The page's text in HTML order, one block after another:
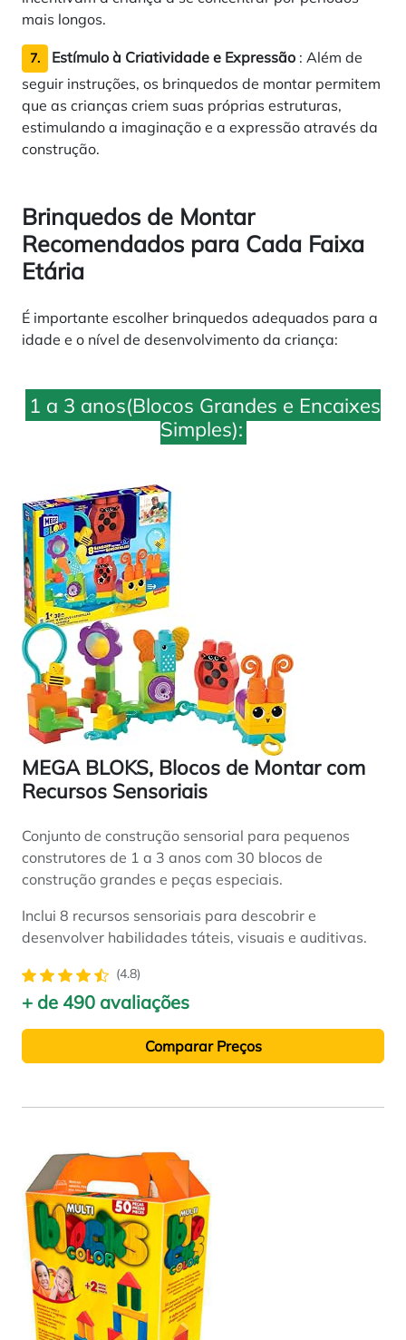
mais longos.
7. Estímulo à Criatividade e Expressão : Além de
seguir instruções, os brinquedos de montar permitem
que as crianças criem suas próprias estruturas,
estimulando a imaginação e a expressão através da
construção.
Brinquedos de Montar
Recomendados para Cada Faixa
Etária
É importante escolher brinquedos adequados para a
idade e o nível de desenvolvimento da criança:
1 a 3 anos(Blocos Grandes e Encaixes
Simples):
MEGA BLOKS, Blocos de Montar com
Recursos Sensoriais
Conjunto de construção sensorial para pequenos
construtores de 1 a 3 anos com 30 blocos de
construção grandes e peças especiais.
Inclui 8 recursos sensoriais para descobrir e
desenvolver habilidades táteis, visuais e auditivas.
(4.8)
+ de 490 avaliações
Comparar Preços